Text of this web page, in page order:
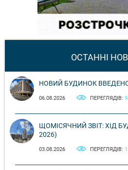
ОСТАННІ
НОВИЙ БУДИНОК
06.08.2026 ПЕРЕГЛЯДІВ:
ЩОМІСЯЧНИЙ ЗВІТ: ХІД
2026)
03.08.2026 ПЕРЕГЛЯДІВ: